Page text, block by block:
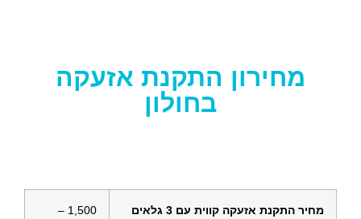
מחירון התקנת אזעקה
בחולון
מחיר התקנת אזעקה קווית עם 3 גלאים
1,500 –